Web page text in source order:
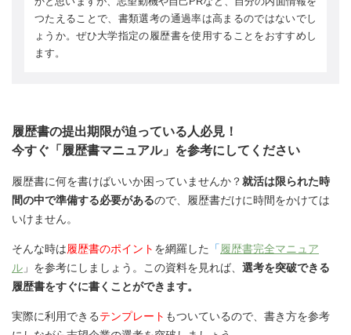
つたえることで、書類選考の通過率は高まるのではないでし
ょうか。ぜひ大学指定の履歴書を使用することをおすすめし
ます。
履歴書の提出期限が迫っている人必見！
今すぐ「履歴書マニュアル」を参考にしてください
履歴書に何を書けばいいか困っていませんか？就活は限られた時
間の中で準備する必要があるので、履歴書だけに時間をかけては
いけません。
そんな時は履歴書のポイント を網羅した 「履歴書完全マニュア
ル 」を参考にしましょう。この資料を見れば、 選考を突破できる
履歴書をすぐに書くことができます。
実際に利用できるテンプレート もついているので、書き方を参考